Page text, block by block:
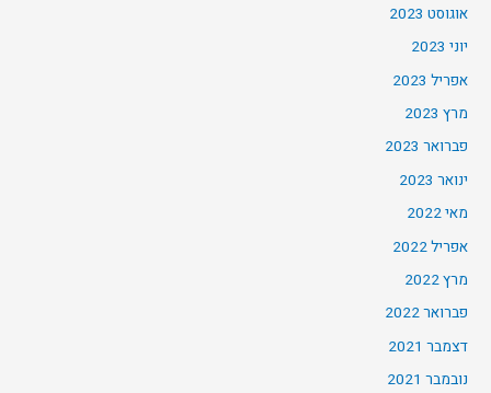
אוגוסט 2023
יוני 2023
אפריל 2023
מרץ 2023
פברואר 2023
ינואר 2023
מאי 2022
אפריל 2022
מרץ 2022
פברואר 2022
דצמבר 2021
נובמבר 2021